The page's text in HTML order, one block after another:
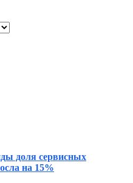
доля сервисных
на 15%